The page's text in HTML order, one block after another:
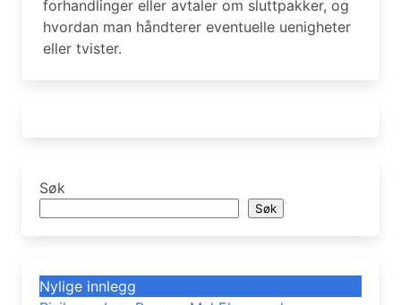
forhandlinger eller avtaler om sluttpakker, og
hvordan man håndterer eventuelle uenigheter
eller tvister.
Søk
Søk
Nylige innlegg